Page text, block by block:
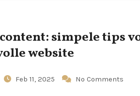
content: simpele tips
website
Feb 11, 2025 No Comments